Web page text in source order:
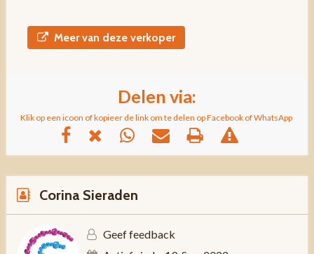
Meer van deze verkoper
Delen via:
Klik op een icoon of kopieer de link om te delen op Facebook of WhatsApp
Corina Sieraden
Geef feedback